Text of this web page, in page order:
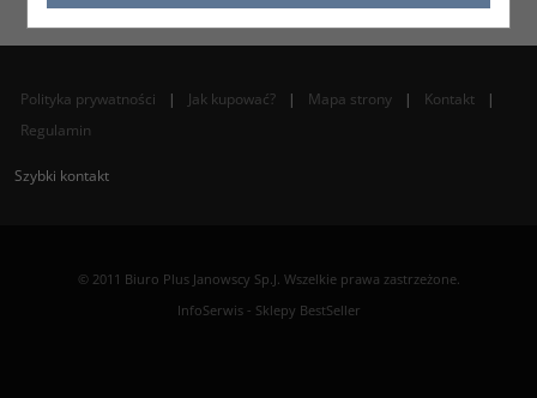
Polityka prywatności | Jak kupować? | Mapa strony | Kontakt
|
Regulamin
Szybki kontakt
© 2011 Biuro Plus Janowscy Sp.J. Wszelkie prawa zastrzeżone.
InfoSerwis- Sklepy BestSeller